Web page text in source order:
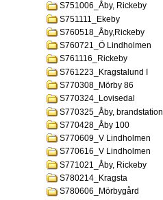
S751006_Åby, Rickeby
S751111_Ekeby
S760518_Åby,Rickeby
S760721_Ö Lindholmen
S761116_Rickeby
S761223_Kragstalund I
S770308_Mörby 86
S770324_Lovisedal
S770325_Åby, brandstation
S770428_Åby 100
S770609_V Lindholmen
S770616_V Lindholmen
S771021_Åby, Rickeby
S780214_Kragsta
S780606_Mörbygård